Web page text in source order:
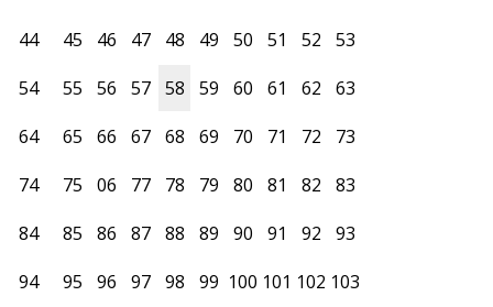
44
45 46 47 48 49 50 51 52
53
54
55 56 57 58 59 60 61 62
63
64
65 66 67 68 69 70 71 72
73
74
75 06 77 78 79 80 81 82
83
84
85 86 87 88 89 90 91 92
93
94
95 96 97 98 99 100 101 102 103